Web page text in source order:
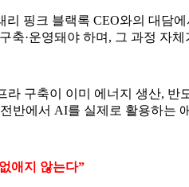
리 핑크 블랙록 CEO와의 대담
축·운영돼야 하며, 그 과정 자
라 구축이 이미 에너지 생산, 반
반에서 AI를 실제로 활용하는
애지 않는다”